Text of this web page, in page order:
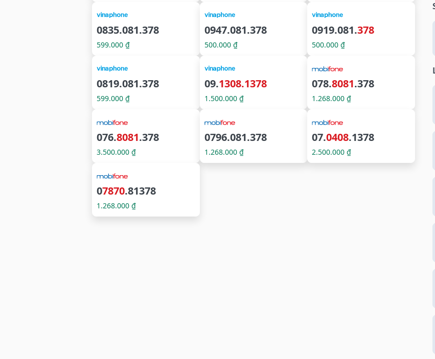
0835.081.378
599.000 ₫
0947.081.378
500.000 ₫
0919.081.378
500.000 ₫
0819.081.378
599.000 ₫
09.1308.1378
1.500.000 ₫
078.8081.378
1.268.000 ₫
076.8081.378
3.500.000 ₫
0796.081.378
1.268.000 ₫
07.0408.1378
2.500.000 ₫
07870.81378
1.268.000 ₫